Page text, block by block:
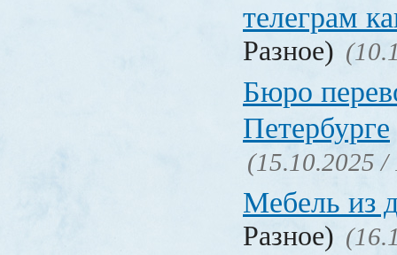
телеграм
Разное)
Бюро
Петербурге
(15.10.2025 /
Мебель из
Разное)